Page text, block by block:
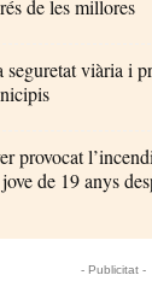
de les millores
viària i
provocat
de 19 anys
- Publicitat -